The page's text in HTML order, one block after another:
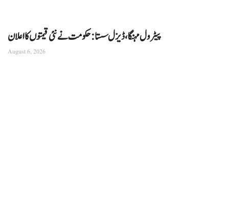
پیٹرول مہنگا، ڈیزل سستا: حکومت نے نئی قیمتوں کا اعلان
August 6, 2026